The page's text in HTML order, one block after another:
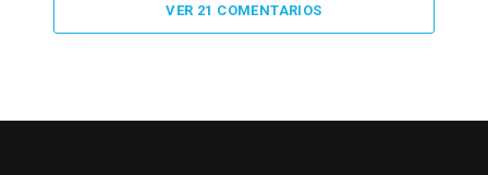
VER 21 COMENTARIOS